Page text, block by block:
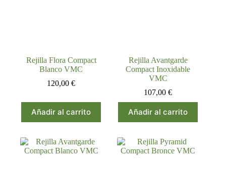
Rejilla Flora Compact
Blanco VMC
120,00€
Añadir al carrito
Rejilla Avantgarde
Compact Inoxidable
VMC
107,00€
Añadir al carrito